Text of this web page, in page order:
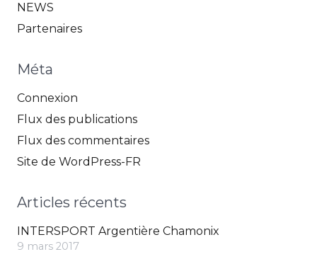
NEWS
Partenaires
Méta
Connexion
Flux des publications
Flux des commentaires
Site de WordPress-FR
Articles récents
INTERSPORT Argentière Chamonix
9 mars 2017